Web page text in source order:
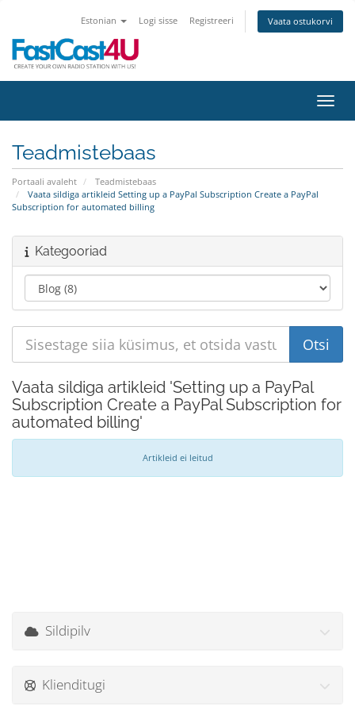
Estonian Logi sisse Registreeri Vaata ostukorvi
Teadmistebaas
Portaali avaleht
Teadmistebaas
Vaata sildiga artikleid Setting up a PayPal Subscription Create a PayPal
Subscription for automated billing
Kategooriad
Vaata sildiga artikleid 'Setting up a PayPal
Subscription Create a PayPal Subscription for
automated billing'
Artikleid ei leitud
Sildipilv
Klienditugi